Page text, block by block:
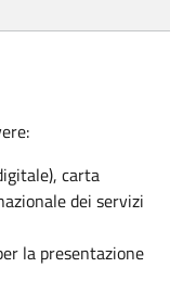
carta
dei servizi
la presentazione